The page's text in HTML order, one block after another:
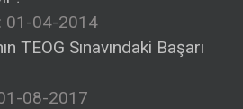
01-04-2014
TEOG Sınavındaki Başarı
08-2017